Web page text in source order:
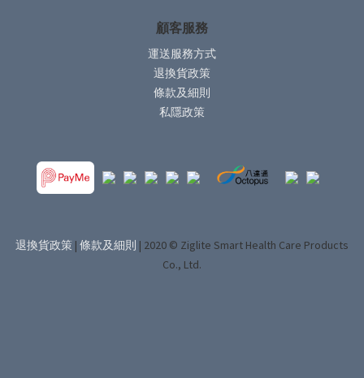
顧客服務
運送服務方式
退換貨政策
條款及細則
私隱政策
退換貨政策 | 條款及細則 | 2020 © Ziglite Smart Health Care Products
Co., Ltd.